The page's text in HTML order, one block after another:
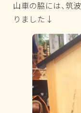
山車の脇には、筑
りました↓